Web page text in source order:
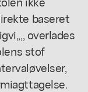
baseret
overlades
stof